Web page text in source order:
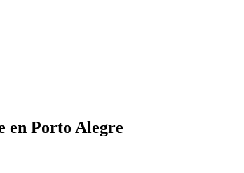
en Porto Alegre